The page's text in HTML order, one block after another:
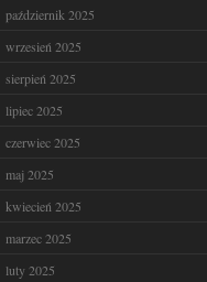
październik 2025
wrzesień 2025
sierpień 2025
lipiec 2025
czerwiec 2025
maj 2025
kwiecień 2025
marzec 2025
luty 2025